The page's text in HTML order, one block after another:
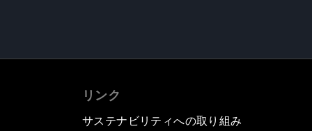
リンク
サステナビリティへの取り組み